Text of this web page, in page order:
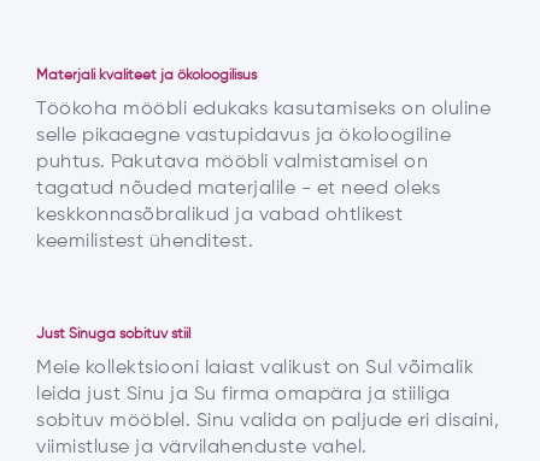
Materjali kvaliteet ja ökoloogilisus
Töökoha mööbli edukaks kasutamiseks on oluline
selle pikaaegne vastupidavus ja ökoloogiline
puhtus. Pakutava mööbli valmistamisel on
tagatud nõuded materjalile - et need oleks
keskkonnasõbralikud ja vabad ohtlikest
keemilistest ühenditest.
Just Sinuga sobituv stiil
Meie kollektsiooni laiast valikust on Sul võimalik
leida just Sinu ja Su firma omapära ja stiiliga
sobituv mööblel. Sinu valida on paljude eri disaini,
viimistluse ja värvilahenduste vahel.